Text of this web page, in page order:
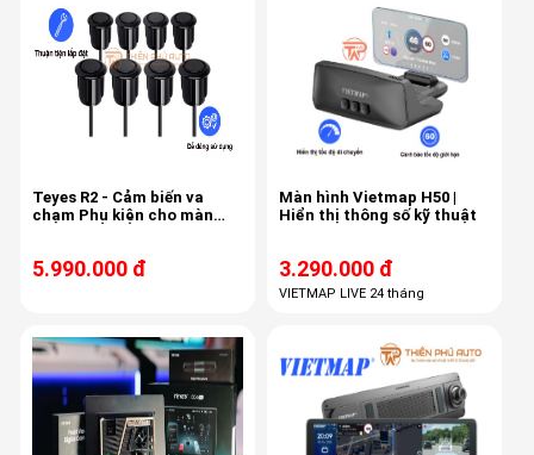
Teyes R2 - Cảm biến va
chạm Phụ kiện cho màn
5.990.000 đ
Màn hình Vietmap H50 |
Hiển thị thông số kỹ thuật
3.290.000 đ
VIETMAP LIVE 24 tháng